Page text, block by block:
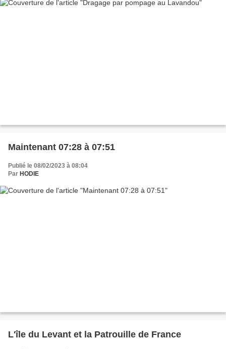
Maintenant 07:28 à 07:51
Publié le 08/02/2023 à 08:04
Par HODIE
L'île du Levant et la Patrouille de France